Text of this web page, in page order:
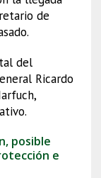
de
del
Ricardo
posible
e